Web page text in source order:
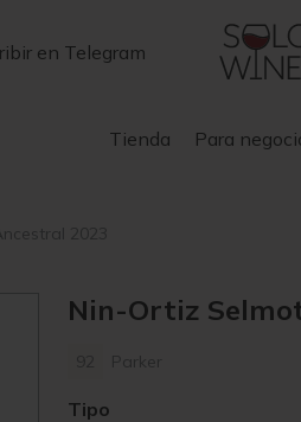
en Telegram
Tienda Para
2023
Nin-Ortiz
Parker
Tipo